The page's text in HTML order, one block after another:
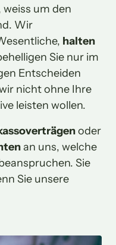
um den
Wir
halten
Sie nur im
Entscheiden
nicht ohne Ihre
leisten wollen.
an uns, welche
Sie
Sie unsere